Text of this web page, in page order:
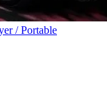
/ Portable